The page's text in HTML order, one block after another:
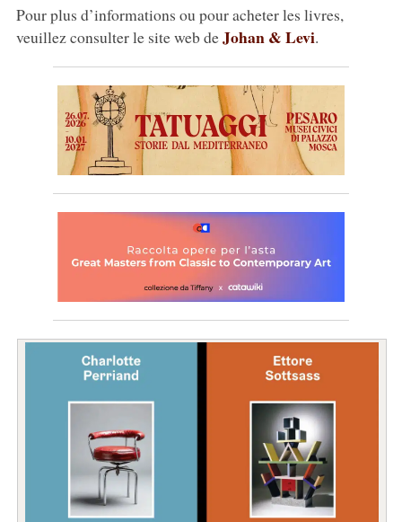
Pour plus d’informations ou pour acheter les livres,
veuillez consulter le site web deJohan & Levi.